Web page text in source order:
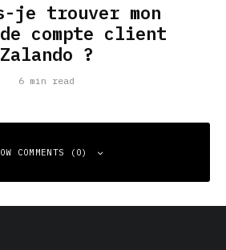
je trouver mon
de compte client
Zalando ?
6 min read
COMMENTS (0)